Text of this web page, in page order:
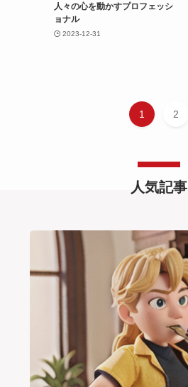
人々の心を動かすプロフェッシ
ョナル
2023-12-31
1 2
人気記事